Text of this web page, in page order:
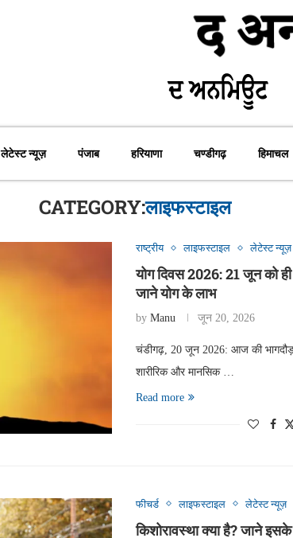
लेटेस्ट न्यूज़ पंजाब हरियाणा चण्डीगढ़ हिमाचल
CATEGORY:लाइफस्टाइल
राष्ट्रीय लाइफस्टाइल लेटेस्ट न्यूज़
योग दिवस 2026: 21 जून को ही
जाने योग के लाभ
by Manu जून 20, 2026
चंडीगढ़, 20 जून 2026: आज की भागदौड़
शारीरिक और मानसिक …
Read more
फीचर्ड लाइफस्टाइल लेटेस्ट न्यूज़
किशोरावस्था क्या है? जाने